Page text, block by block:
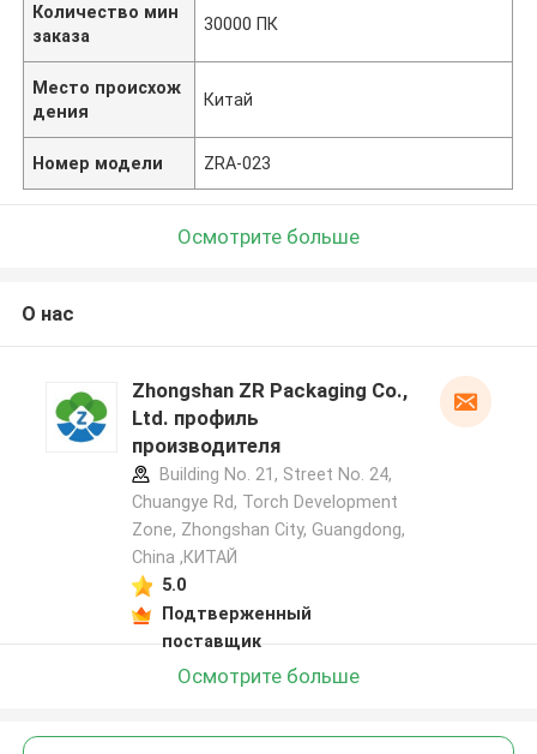
Количество мин
заказа
30000 ПК
Место происхож
дения
Китай
Номер модели ZRA-023
Осмотрите больше
О нас
Zhongshan ZR Packaging Co.,
Ltd. профиль
производителя
Building No. 21, Street No. 24,
Chuangye Rd, Torch Development
Zone, Zhongshan City, Guangdong,
China ,КИТАЙ
5.0
Подтверженный
поставщик
Осмотрите больше